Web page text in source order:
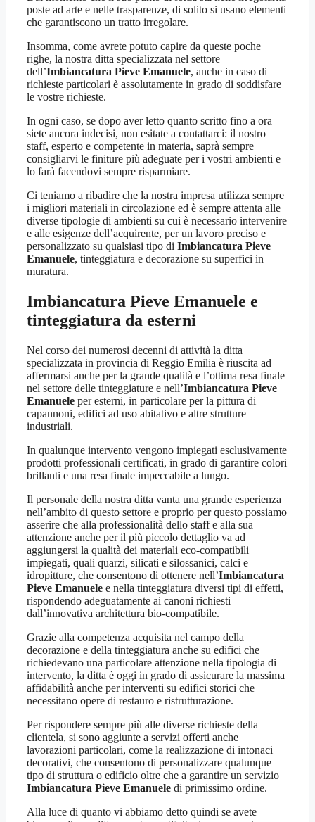
poste ad arte e nelle trasparenze, di solito si usano elementi
che garantiscono un tratto irregolare.
Insomma, come avrete potuto capire da queste poche
righe, la nostra ditta specializzata nel settore
dell’Imbiancatura Pieve Emanuele, anche in caso di
richieste particolari è assolutamente in grado di soddisfare
le vostre richieste.
In ogni caso, se dopo aver letto quanto scritto fino a ora
siete ancora indecisi, non esitate a contattarci: il nostro
staff, esperto e competente in materia, saprà sempre
consigliarvi le finiture più adeguate per i vostri ambienti e
lo farà facendovi sempre risparmiare.
Ci teniamo a ribadire che la nostra impresa utilizza sempre
i migliori materiali in circolazione ed è sempre attenta alle
diverse tipologie di ambienti su cui è necessario intervenire
e alle esigenze dell’acquirente, per un lavoro preciso e
personalizzato su qualsiasi tipo di Imbiancatura Pieve
Emanuele, tinteggiatura e decorazione su superfici in
muratura.
Imbiancatura Pieve Emanuele e
tinteggiatura da esterni
Nel corso dei numerosi decenni di attività la ditta
specializzata in provincia di Reggio Emilia è riuscita ad
affermarsi anche per la grande qualità e l’ottima resa finale
nel settore delle tinteggiature e nell’Imbiancatura Pieve
Emanuele per esterni, in particolare per la pittura di
capannoni, edifici ad uso abitativo e altre strutture
industriali.
In qualunque intervento vengono impiegati esclusivamente
prodotti professionali certificati, in grado di garantire colori
brillanti e una resa finale impeccabile a lungo.
Il personale della nostra ditta vanta una grande esperienza
nell’ambito di questo settore e proprio per questo possiamo
asserire che alla professionalità dello staff e alla sua
attenzione anche per il più piccolo dettaglio va ad
aggiungersi la qualità dei materiali eco-compatibili
impiegati, quali quarzi, silicati e silossanici, calci e
idropitture, che consentono di ottenere nell’Imbiancatura
Pieve Emanuele e nella tinteggiatura diversi tipi di effetti,
rispondendo adeguatamente ai canoni richiesti
dall’innovativa architettura bio-compatibile.
Grazie alla competenza acquisita nel campo della
decorazione e della tinteggiatura anche su edifici che
richiedevano una particolare attenzione nella tipologia di
intervento, la ditta è oggi in grado di assicurare la massima
affidabilità anche per interventi su edifici storici che
necessitano opere di restauro e ristrutturazione.
Per rispondere sempre più alle diverse richieste della
clientela, si sono aggiunte a servizi offerti anche
lavorazioni particolari, come la realizzazione di intonaci
decorativi, che consentono di personalizzare qualunque
tipo di struttura o edificio oltre che a garantire un servizio
Imbiancatura Pieve Emanuele di primissimo ordine.
Alla luce di quanto vi abbiamo detto quindi se avete